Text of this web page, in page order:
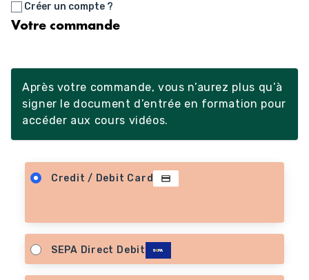
Créer un compte ?
Votre commande
Après votre commande, vous n’aurez plus qu’à
signer le document d’entrée en formation pour
accéder aux cours vidéos.
Credit / Debit Card
SEPA Direct Debit